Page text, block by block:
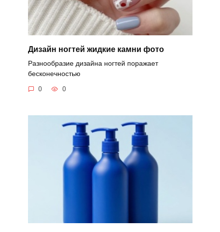
Дизайн ногтей жидкие камни фото
Разнообразие дизайна ногтей поражает
бесконечностью
0 0